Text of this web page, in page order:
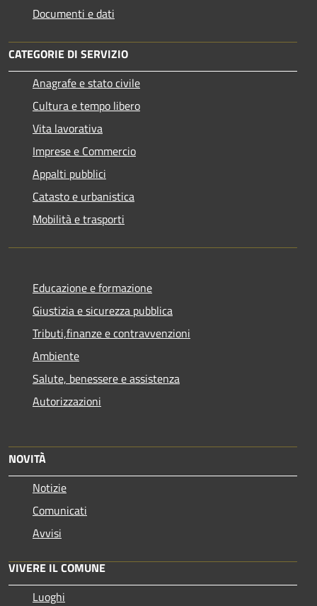
Documenti e dati
CATEGORIE DI SERVIZIO
Anagrafe e stato civile
Cultura e tempo libero
Vita lavorativa
Imprese e Commercio
Appalti pubblici
Catasto e urbanistica
Mobilità e trasporti
Educazione e formazione
Giustizia e sicurezza pubblica
Tributi,finanze e contravvenzioni
Ambiente
Salute, benessere e assistenza
Autorizzazioni
NOVITÀ
Notizie
Comunicati
Avvisi
VIVERE IL COMUNE
Luoghi